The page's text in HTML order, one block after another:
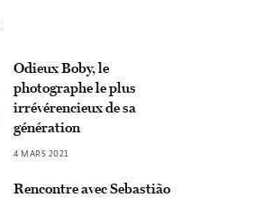
Odieux Boby, le
photographe le plus
irrévérencieux de sa
génération
4 MARS 2021
Rencontre avec Sebastião